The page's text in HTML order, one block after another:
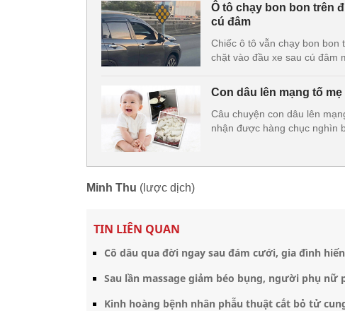
Ô tô chạy bon bon trên
cú đâm
Chiếc ô tô vẫn chạy bon
chặt vào đầu xe sau cú đâm
Con dâu lên mạng tố
Câu chuyện con dâu lên
nhận được hàng chục nghìn
Minh Thu (lược dịch)
TIN LIÊN QUAN
Cô dâu qua đời ngay sau đám cưới, gia đình
Sau lần massage giảm béo bụng, người phụ nữ
Kinh hoàng bệnh nhân phẫu thuật cắt bỏ tử